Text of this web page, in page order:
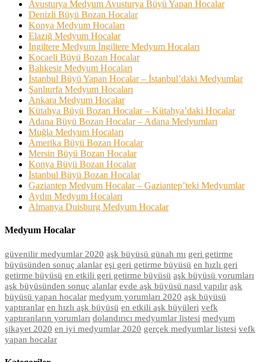
Avusturya Medyum Avusturya Büyü Yapan Hocalar
Denizli Büyü Bozan Hocalar
Konya Medyum Hocaları
Elazığ Medyum Hocalar
İngiltere Medyum İngiltere Medyum Hocaları
Kocaeli Büyü Bozan Hocalar
Balıkesir Medyum Hocaları
İstanbul Büyü Yapan Hocalar – İstanbul’daki Medyumlar
Şanlıurfa Medyum Hocaları
Ankara Medyum Hocalar
Kütahya Büyü Bozan Hocalar – Kütahya’daki Hocalar
Adana Büyü Bozan Hocalar – Adana Medyumları
Muğla Medyum Hocaları
Amerika Büyü Bozan Hocalar
Mersin Büyü Bozan Hocalar
Konya Büyü Bozan Hocalar
İstanbul Büyü Bozan Hocalar
Gaziantep Medyum Hocalar – Gaziantep’teki Medyumlar
Aydın Medyum Hocaları
Almanya Duisburg Medyum Hocalar
Medyum Hocalar
güvenilir medyumlar 2020 aşk büyüsü günah mı geri getirme
büyüsünden sonuç alanlar eşi geri getirme büyüsü en hızlı geri
getirme büyüsü en etkili geri getirme büyüsü aşk büyüsü yorumları
aşk büyüsünden sonuç alanlar evde aşk büyüsü nasıl yapılır aşk
büyüsü yapan hocalar medyum yorumları 2020 aşk büyüsü
yaptıranlar en hızlı aşk büyüsü en etkili aşk büyüleri vefk
yaptıranların yorumları dolandırıcı medyumlar listesi medyum
şikayet 2020 en iyi medyumlar 2020 gerçek medyumlar listesi vefk
yapan hocalar